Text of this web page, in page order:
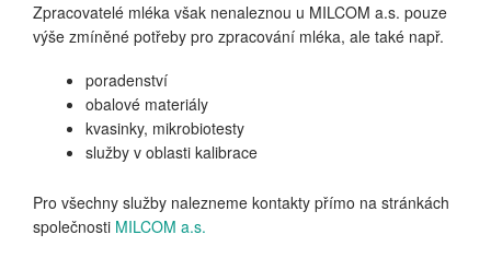
Zpracovatelé mléka však nenaleznou u MILCOM a.s. pouze
výše zmíněné potřeby pro zpracování mléka, ale také např.
poradenství
obalové materiály
kvasinky, mikrobiotesty
služby v oblasti kalibrace
Pro všechny služby nalezneme kontakty přímo na stránkách
společnosti MILCOM a.s.